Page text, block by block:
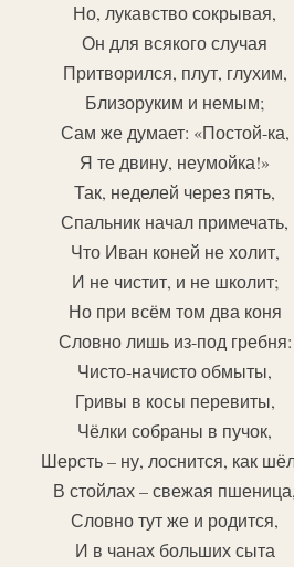
Но, лукавство сокрывая,
Он для всякого случая
Притворился, плут, глухим,
Близоруким и немым;
Сам же думает: «Постой-ка,
Я те двину, неумойка!»
Так, неделей через пять,
Спальник начал примечать,
Что Иван коней не холит,
И не чистит, и не школит;
Но при всём том два коня
Словно лишь из-под гребня:
Чисто-начисто обмыты,
Гривы в косы перевиты,
Чёлки собраны в пучок,
Шерсть – ну, лоснится, как
В стойлах – свежая пшеница,
Словно тут же и родится,
И в чанах больших сыта